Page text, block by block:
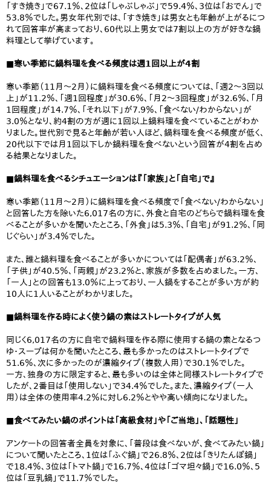
「すき焼き」で67.1％、2位は「しゃぶしゃぶ」で59.4％、3位は「おでん」で
53.8％でした。男女年代別では、「すき焼き」は男女とも年齢が上がるにつ
れて回答率が高まっており、60代以上男女では7割以上の方が好きな鍋
料理として挙げています。
■寒い季節に鍋料理を食べる頻度は週1回以上が4割
寒い季節（11月～2月）に鍋料理を食べる頻度については、「週2～3回以
上」が11.2％、「週1回程度」が30.6％、「月2～3回程度」が32.6％、「月
1回程度」が14.7％、「それ以下」が7.9％、「食べない/わからない」が
3.0％となり、約4割の方が週に1回以上鍋料理を食べていることがわか
りました。世代別で見ると年齢が若い人ほど、鍋料理を食べる頻度が低く、
20代以下では月1回以下しか鍋料理を食べないという回答が4割を占め
る結果となりました。
■鍋料理を食べるシチュエーションは『「家族」と「自宅」で』
寒い季節（11月～2月）に鍋料理を食べる頻度で「食べない/わからない」
と回答した方を除いた6,017名の方に、外食と自宅のどちらで鍋料理を食
べることが多いかを聞いたところ、「外食」は5.3％、「自宅」が91.2％、「同
じぐらい」が3.4％でした。
また、誰と鍋料理を食べることが多いかについては「配偶者」が63.2％、
「子供」が40.5％、「両親」が23.2％と、家族が多数を占めました。一方、
「一人」との回答も13.0％に上っており、一人鍋をすることが多い方が約
10人に1人いることがわかりました。
■鍋料理を作る時によく使う鍋の素はストレートタイプが人気
同じく6,017名の方に自宅で鍋料理を作る際に使用する鍋の素となるつ
ゆ・スープは何かを聞いたところ、最も多かったのはストレートタイプで
51.6％、次に多かったのが濃縮タイプ（複数人用）で30.1％でした。
一方、独身の方に限定すると、最も多いのは全体と同様ストレートタイプで
したが、2番目は「使用しない」で34.4％でした。また、濃縮タイプ（一人
用）は全体の使用率4.2％に対し6.2％とやや高い傾向になりました。
■食べてみたい鍋のポイントは「高級食材」や「ご当地」、「話題性」
アンケートの回答者全員を対象に、「普段は食べないが、食べてみたい鍋」
について聞いたところ、1位は「ふぐ鍋」で26.8％、2位は「きりたんぽ鍋」
で18.4％、3位は「トマト鍋」で16.7％、4位は「ゴマ坦々鍋」で16.0％、5
位は「豆乳鍋」で11.7％でした。